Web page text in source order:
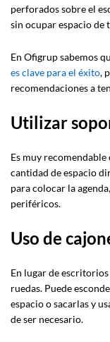
perforados sobre el
sin ocupar espacio de
En Ofigrup sabemos
es clave para el éxito,
recomendaciones a
Utilizar
Es muy
cantidad de espacio
para colocar la
periféricos.
Uso de
En lugar de
ruedas. Puede
espacio o sacarlas y
de ser necesario.